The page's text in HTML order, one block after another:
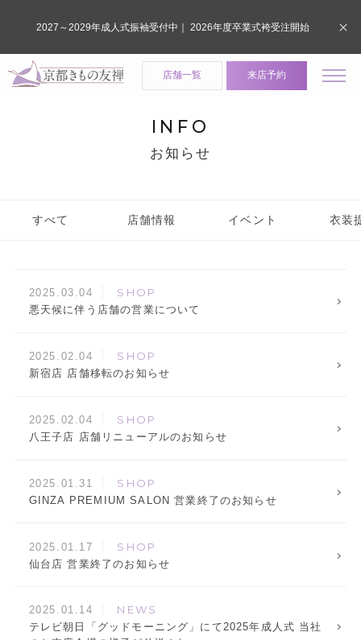
店舗一覧 来店予約
INFO
お知らせ
すべて 店舗情報 イベント 衣装
2025.03.04 SHOP
悪天候に伴う店舗の営業について
2025.02.04 SHOP
新宿店 店舗移転のお知らせ
2025.02.04 SHOP
八王子店 店舗リニューアルのお知らせ
2025.01.31 SHOP
GINZA PREMIUM SALON 営業終了のお知らせ
2025.01.17 SHOP
仙台店 営業終了のお知らせ
2025.01.14 NEWS
テレビ朝日「グッドモーニング」にて2025年成人式 当社
2027～2029年成人式振袖受付中｜ 2026年度卒業式袴受注開始